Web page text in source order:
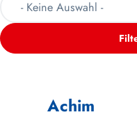
Achim